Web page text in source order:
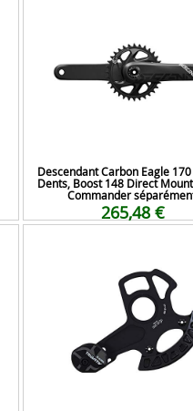
Descendant Carbon Eagle
Dents, Boost 148 Direct
Commander
265,48 €